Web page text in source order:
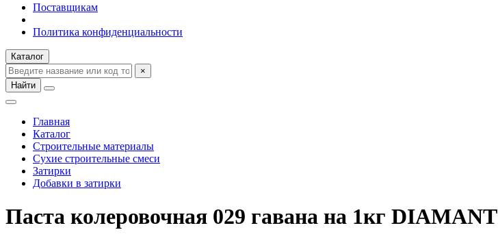
Поставщикам
Политика конфиденциальности
Каталог
×
Найти
Главная
Каталог
Строительные материалы
Сухие строительные смеси
Затирки
Добавки в затирки
Паста колеровочная 029 гавана на 1кг DIAMANT